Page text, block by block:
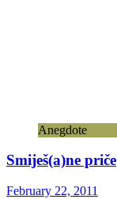
Anegdote
Smiješ(a)ne priče
February 22, 2011